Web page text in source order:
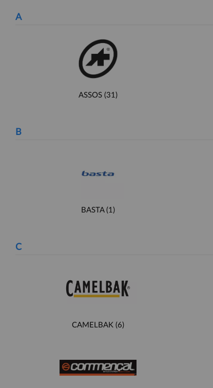
A
ASSOS(31)
B
BASTA(1)
C
CAMELBAK(6)